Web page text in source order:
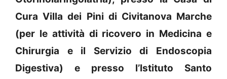
Cura Villa dei Pini di Civitanova Marche
(per le attività di ricovero in Medicina e
Chirurgia e il Servizio di Endoscopia
Digestiva) e presso l’Istituto Santo